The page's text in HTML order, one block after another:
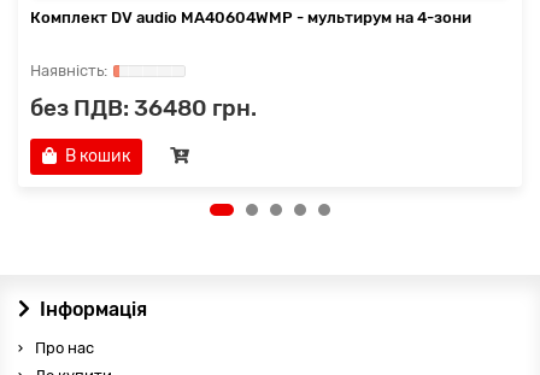
Комплект DV audio МА40604WMP - мультирум на 4-зони
без ПДВ: 36480 грн.
В кошик
Інформація
Про нас